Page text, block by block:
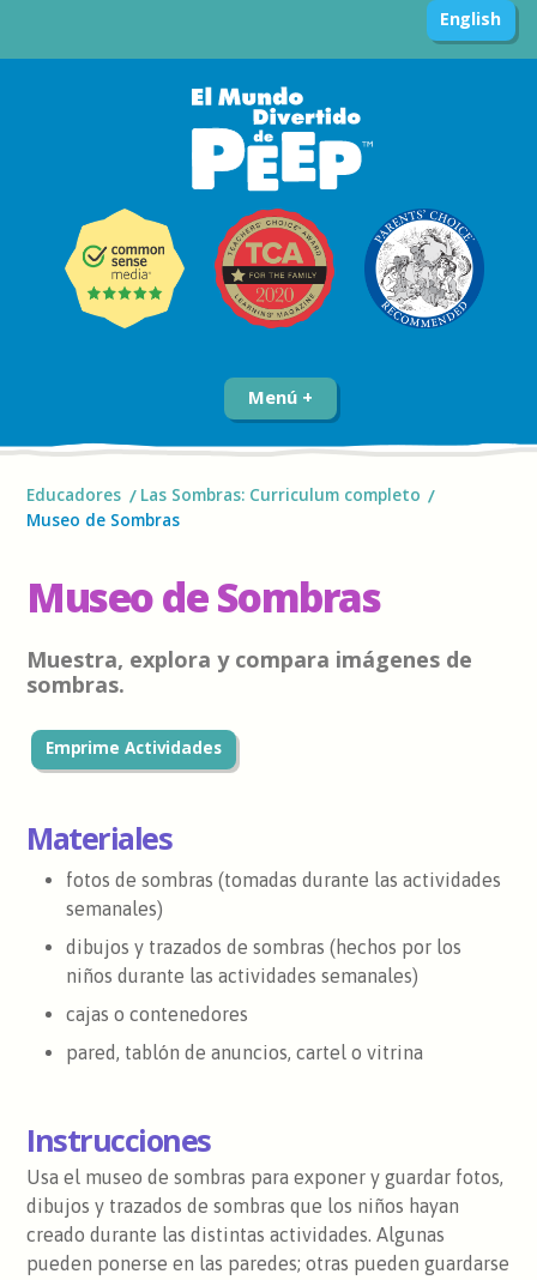
English
Menú
Educadores
Las Sombras: Curriculum completo
Museo de Sombras
Museo de Sombras
Muestra, explora y compara imágenes de
sombras.
Emprime Actividades
Materiales
fotos de sombras (tomadas durante las actividades
semanales)
dibujos y trazados de sombras (hechos por los
niños durante las actividades semanales)
cajas o contenedores
pared, tablón de anuncios, cartel o vitrina
Instrucciones
Usa el museo de sombras para exponer y guardar fotos,
dibujos y trazados de sombras que los niños hayan
creado durante las distintas actividades. Algunas
pueden ponerse en las paredes; otras pueden guardarse